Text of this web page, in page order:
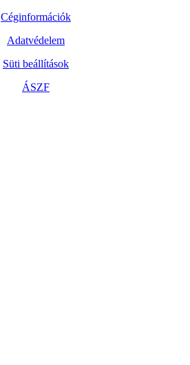
Céginformációk
Adatvédelem
Süti beállítások
ÁSZF